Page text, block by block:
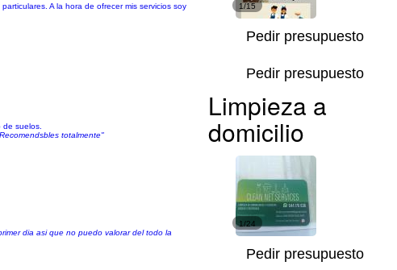
A la hora de ofrecer mis servicios soy
1/15
Pedir presupuesto
suelos.
totalmente"
Pedir presupuesto
dia asi que no puedo valorar del todo la
1/24
Pedir presupuesto
Limpieza a
domicilio